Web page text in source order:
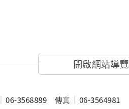
開啟網站導覽
06-3568889 傳真
06-3564981